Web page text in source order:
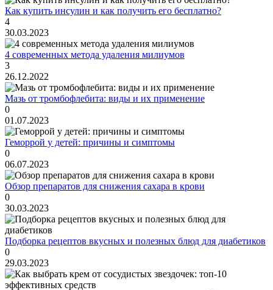
Как купить инсулин и как получить его бесплатно?
4
30.03.2023
4 современных метода удаления милиумов
3
26.12.2022
Мазь от тромбофлебита: виды и их применение
0
01.07.2023
Геморрой у детей: причины и симптомы
0
06.07.2023
Обзор препаратов для снижения сахара в крови
0
30.03.2023
Подборка рецептов вкусных и полезных блюд для диабетиков
0
29.03.2023